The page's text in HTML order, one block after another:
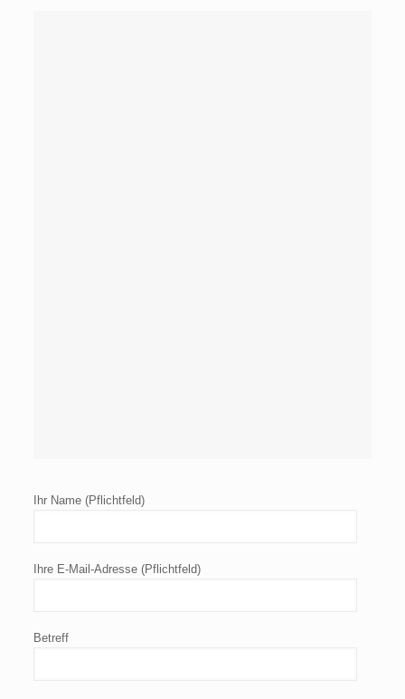
Ihr Name (Pflichtfeld)
Ihre E-Mail-Adresse (Pflichtfeld)
Betreff